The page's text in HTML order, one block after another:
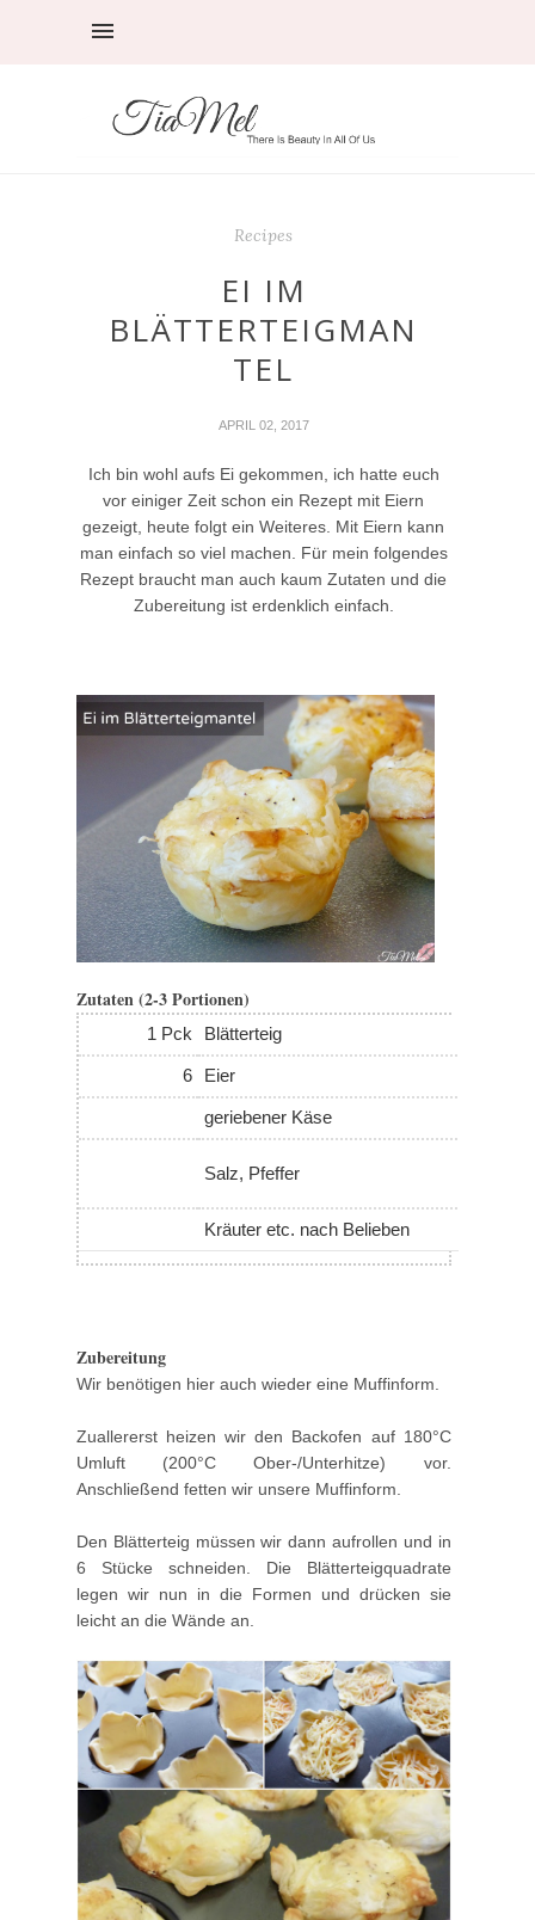
Recipes
EI IM
BLÄTTERTEIGMAN
TEL
APRIL 02, 2017
Ich bin wohl aufs Ei gekommen, ich hatte euch
vor einiger Zeit schon ein Rezept mit Eiern
gezeigt, heute folgt ein Weiteres. Mit Eiern kann
man einfach so viel machen. Für mein folgendes
Rezept braucht man auch kaum Zutaten und die
Zubereitung ist erdenklich einfach.
Zutaten (2-3 Portionen)
1 Pck Blätterteig
6 Eier
geriebener Käse
Salz, Pfeffer
Kräuter etc. nach Belieben
Zubereitung
Wir benötigen hier auch wieder eine Muffinform.
Zuallererst heizen wir den Backofen auf 180°C
Umluft (200°C Ober-/Unterhitze) vor.
Anschließend fetten wir unsere Muffinform.
Den Blätterteig müssen wir dann aufrollen und in
6 Stücke schneiden. Die Blätterteigquadrate
legen wir nun in die Formen und drücken sie
leicht an die Wände an.